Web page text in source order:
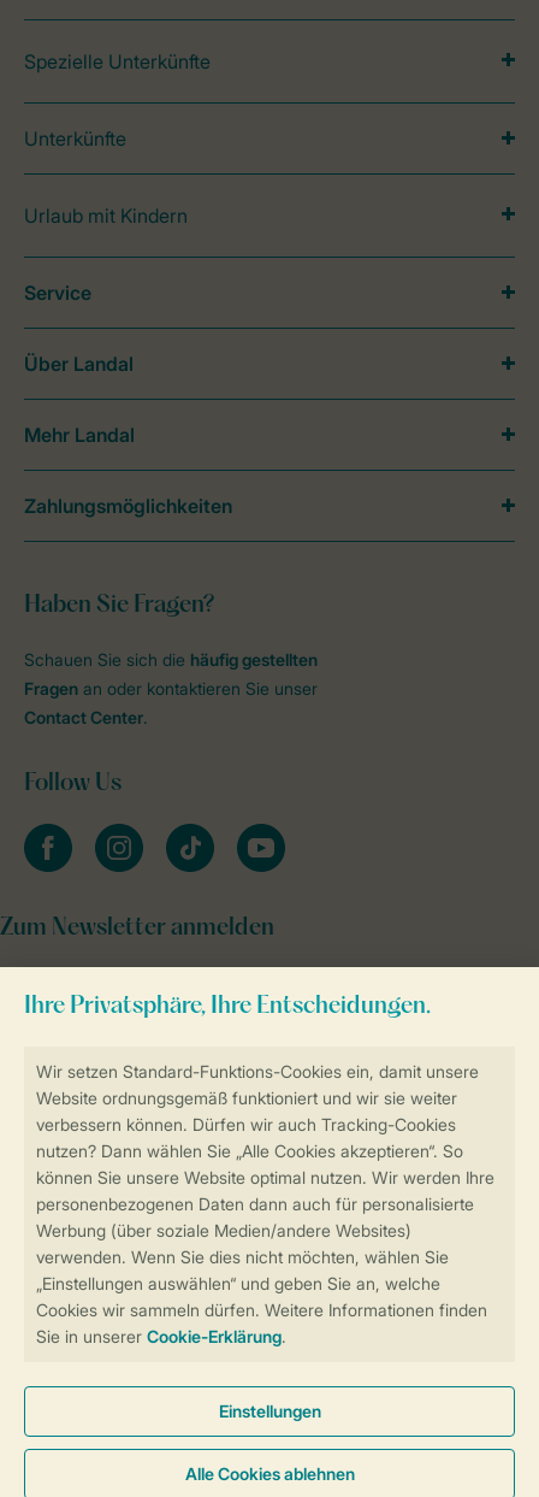
Sicherstellung Deiner Privatsphäre
Sicher und schnell zur Online-Buchung
Sichere Datenübertragung
Sicheres Bezahlen
Spezielle Unterkünfte
Unterkünfte
Urlaub mit Kindern
Haben Sie Fragen?
Schauen Sie sich die häufig gestellten
Fragen an oder kontaktieren Sie unser
Contact Center.
Follow Us
facebookinstagramtiktok youtube
Zum Newsletter anmelden
Service
Über Landal
Mehr Landal
Zahlungsmöglichkeiten